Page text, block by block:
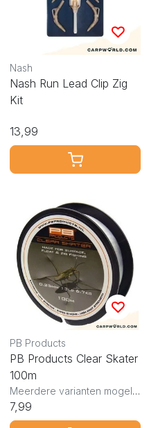
Nash
Nash Run Lead Clip Zig
Kit
13,99
PB Products
PB Products Clear Skater
100m
Meerdere varianten mogelijk
7,99